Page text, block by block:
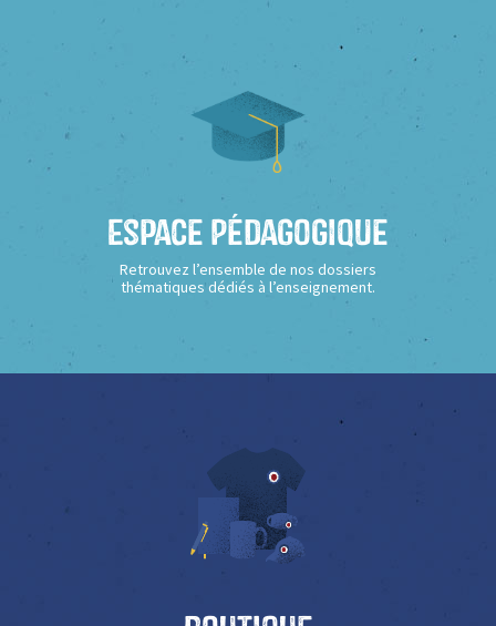
Espace Pédagogique
Retrouvez l’ensemble de nos dossiers
thématiques dédiés à l’enseignement.